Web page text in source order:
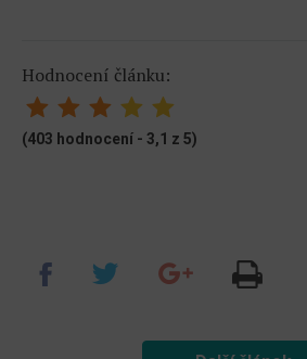
Hodnocení článku:
(403 hodnocení - 3,1 z 5)